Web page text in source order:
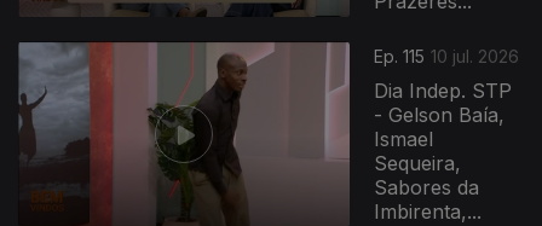
Ep. 115 10 jul. 2026
Dia Indep. STP
- Gelson Baía,
Ismael
Sequeira,
Sabores da
Imbirenta,...